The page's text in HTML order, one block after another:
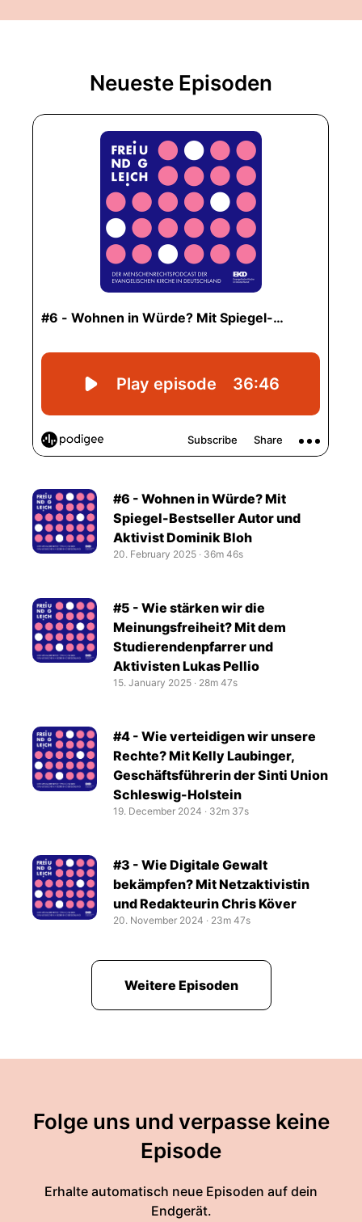
Neueste Episoden
#6 - Wohnen in Würde? Mit
Spiegel-Bestseller Autor und
Aktivist Dominik Bloh
20. February 2025 ‧ 36m 46s
#5 - Wie stärken wir die
Meinungsfreiheit? Mit dem
Studierendenpfarrer und
Aktivisten Lukas Pellio
15. January 2025 ‧ 28m 47s
#4 - Wie verteidigen wir unsere
Rechte? Mit Kelly Laubinger, ​​
Geschäftsführerin der Sinti Union
Schleswig-Holstein
19. December 2024 ‧ 32m 37s
#3 - Wie Digitale Gewalt
bekämpfen? Mit Netzaktivistin
und Redakteurin Chris Köver
20. November 2024 ‧ 23m 47s
Weitere Episoden
Folge uns und verpasse keine
Episode
Erhalte automatisch neue Episoden auf dein
Endgerät.